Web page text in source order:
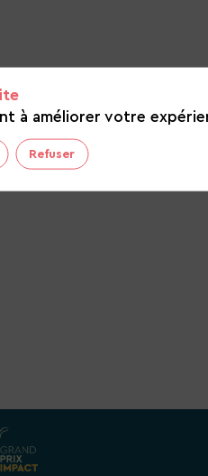
dans son atelier
pour particuliers,
à améliorer votre
Refuser